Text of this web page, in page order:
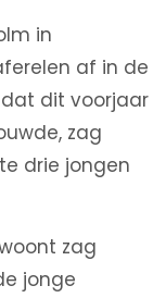
in
af in de
dat dit voorjaar
zag
drie jongen
zag
jonge